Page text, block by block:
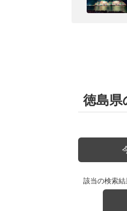
徳島県
該当の検索結